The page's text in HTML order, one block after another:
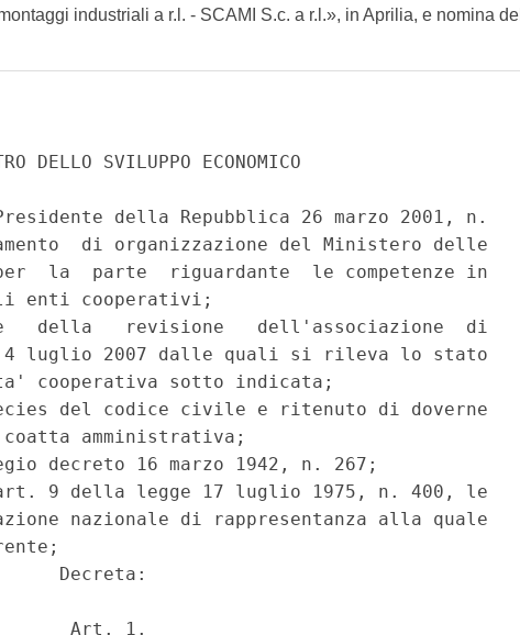
industriali a r.l. - SCAMI S.c. a r.l.», in Aprilia, e nomina del